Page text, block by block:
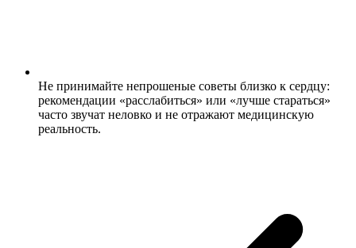
Не принимайте непрошеные советы близко к сердцу:
рекомендации «расслабиться» или «лучше стараться»
часто звучат неловко и не отражают медицинскую
реальность.